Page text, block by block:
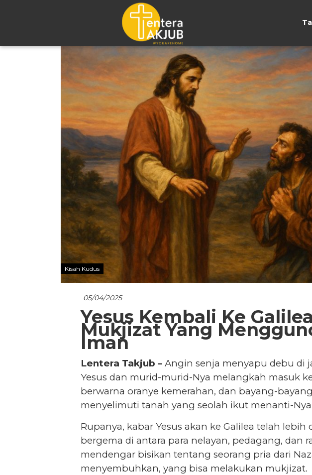
Lompat
Kisah Kudus
05/04/2025
Yesus Kembali Ke
Mukjizat Yang
Iman
Lentera Takjub – Angin senja menyapu debu di
Yesus dan murid-murid-Nya melangkah masuk
berwarna oranye kemerahan, dan bayang-
menyelimuti tanah yang seolah ikut menanti-
Rupanya, kabar Yesus akan ke Galilea telah lebih
bergema di antara para nelayan, pedagang, dan
mendengar bisikan tentang seorang pria dari
menyembuhkan, yang bisa melakukan mukjizat.